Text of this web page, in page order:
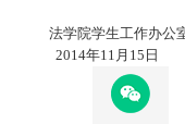
作办公
15日